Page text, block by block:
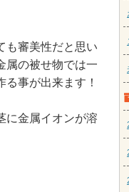
も審美性だと思い
属の被せ物では一
事が出来ます！
に金属イオンが溶